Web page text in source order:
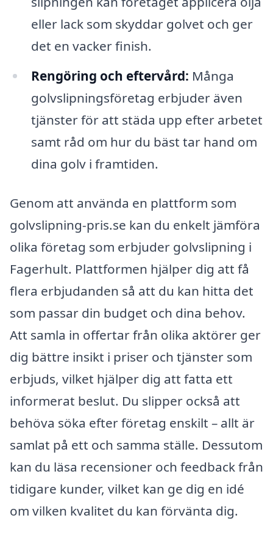
eller lack som skyddar golvet och ger
det en vacker finish.
Rengöring och eftervård: Många
golvslipningsföretag erbjuder även
tjänster för att städa upp efter arbetet
samt råd om hur du bäst tar hand om
dina golv i framtiden.
Genom att använda en plattform som
golvslipning-pris.se kan du enkelt jämföra
olika företag som erbjuder golvslipning i
Fagerhult. Plattformen hjälper dig att få
flera erbjudanden så att du kan hitta det
som passar din budget och dina behov.
Att samla in offertar från olika aktörer ger
dig bättre insikt i priser och tjänster som
erbjuds, vilket hjälper dig att fatta ett
informerat beslut. Du slipper också att
behöva söka efter företag enskilt – allt är
samlat på ett och samma ställe. Dessutom
kan du läsa recensioner och feedback från
tidigare kunder, vilket kan ge dig en idé
om vilken kvalitet du kan förvänta dig.